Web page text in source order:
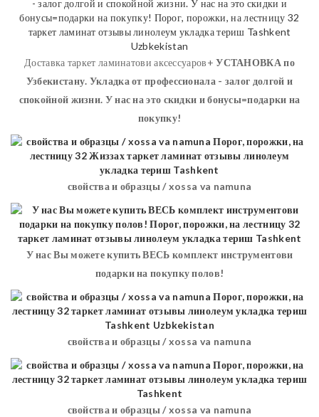
Доставка таркет ламинатови аксессуаров+УСТАНОВКАпо
Узбекистану. Укладка от профессионала - залог долгой и
спокойной жизни. У нас на это скидки и бонусы=подарки на
покупку!
свойства и образцы / xossa va namuna
У нас Вы можете купить ВЕСЬ комплект инструментови
подарки на покупку полов!
свойства и образцы / xossa va namuna
свойства и образцы / xossa va namuna